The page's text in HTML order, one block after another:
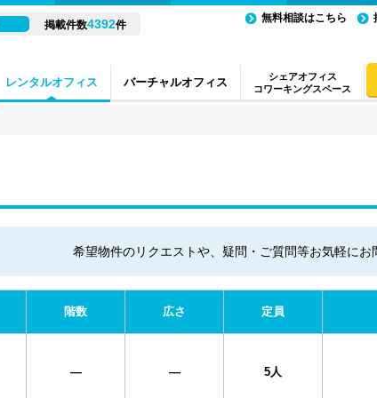
レンタルオフィス バーチャルオフィス
シェアオフィス
コワーキングスペース
掲載件数4392件
無料相談はこちら
希望物件のリクエストや、疑問・ご質問等お気軽にお
階数 広さ 定員
― ― 5人